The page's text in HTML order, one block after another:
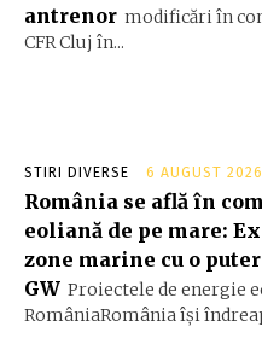
antrenor modificări în
CFR Cluj în...
STIRI DIVERSE 6 AUGUST 2026
România se află în
eoliană de pe mare:
zone marine cu o
GW Proiectele de energie
RomâniaRomânia își